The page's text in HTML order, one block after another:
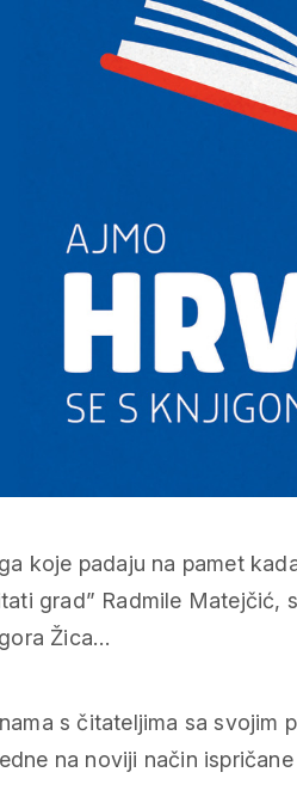
koje padaju na pamet
grad” Radmile Matejčić,
Žica…
s čitateljima sa svojim
na noviji način